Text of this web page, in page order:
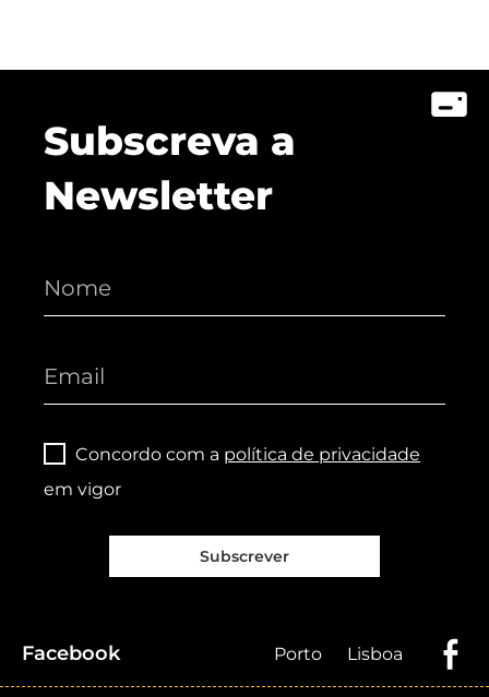
Subscreva a
Newsletter
Concordo com a política de privacidade
em vigor
Subscrever
Facebook Porto Lisboa